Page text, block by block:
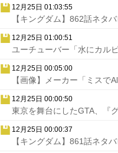
12月25日 01:03:55
【キングダム】862話ネタ
12月25日 01:00:51
ユーチューバー「水にカル
12月25日 00:05:00
【画像】メーカー「ミスで
12月25日 00:00:50
東京を舞台にしたGTA、『
12月25日 00:00:37
【キングダム】861話ネタ